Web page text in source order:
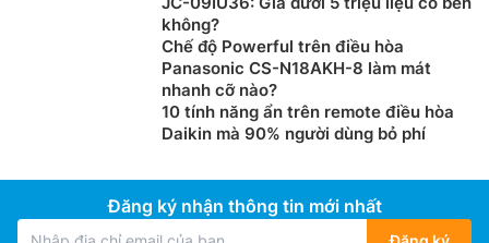
không?
Chế độ Powerful trên điều hòa
Panasonic CS-N18AKH-8 làm mát
nhanh cỡ nào?
10 tính năng ẩn trên remote điều hòa
Daikin mà 90% người dùng bỏ phí
Đăng ký nhận thông tin mới nhất